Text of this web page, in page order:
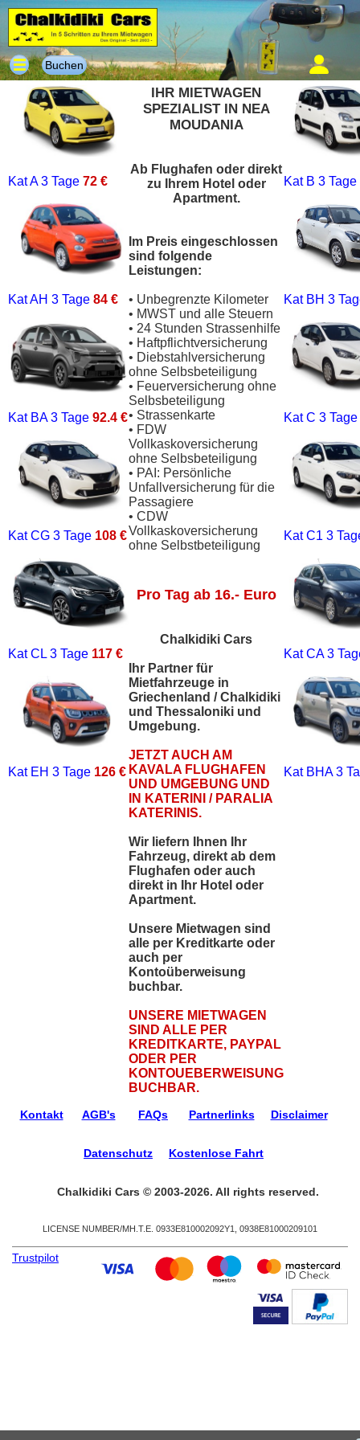
Buchen
Kat A3 Tage 72 €
Kat AH 3 Tage 84 €
Kat BA3 Tage 92.4 €
Kat CG 3 Tage 108 €
Kat CL 3 Tage 117 €
Kat EH 3 Tage 126 €
IHR MIETWAGEN
SPEZIALIST IN NEA
MOUDANIA
Ab Flughafen oder direkt
zu Ihrem Hotel oder
Apartment.
Im Preis eingeschlossen
sind folgende
Leistungen:
• Unbegrenzte Kilometer
• MWST und alle Steuern
• 24 Stunden Strassenhilfe
• Haftpflichtversicherung
• Diebstahlversicherung
ohne Selbsbeteiligung
• Feuerversicherung ohne
Selbsbeteiligung
• Strassenkarte
• FDW
Vollkaskoversicherung
ohne Selbsbeteiligung
• PAI: Persönliche
Unfallversicherung für die
Passagiere
• CDW
Vollkaskoversicherung
ohne Selbstbeteiligung
Pro Tag ab 16.- Euro
Chalkidiki Cars
Ihr Partner für
Mietfahrzeuge in
Griechenland / Chalkidiki
und Thessaloniki und
Umgebung.
JETZT AUCH AM
KAVALA FLUGHAFEN
UND UMGEBUNG UND
IN KATERINI / PARALIA
KATERINIS.
Wir liefern Ihnen Ihr
Fahrzeug, direkt ab dem
Flughafen oder auch
direkt in Ihr Hotel oder
Apartment.
Unsere Mietwagen sind
alle per Kreditkarte oder
auch per
Kontoüberweisung
buchbar.
UNSERE MIETWAGEN
SIND ALLE PER
KREDITKARTE, PAYPAL
ODER PER
KONTOUEBERWEISUNG
BUCHBAR.
Kat B 3 Tage
Kat BH 3
Kat C 3 Tage
Kat C1 3
Kat CA3
Kat BHA3
Kontakt AGB's FAQs Partnerlinks Disclaimer
Datenschutz Kostenlose Fahrt
Chalkidiki Cars © 2003-2026. All rights reserved.
LICENSE NUMBER/ΜΗ.Τ.Ε. 0933Ε810002092Υ1, 0938Ε81000209101
Trustpilot